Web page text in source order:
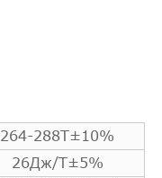
264-288T±10%
26Дж/Т±5%